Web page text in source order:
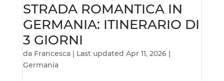
STRADA ROMANTICA IN
GERMANIA: ITINERARIO DI
3 GIORNI
da Francesca| Last updated Apr 11, 2026|
Germania